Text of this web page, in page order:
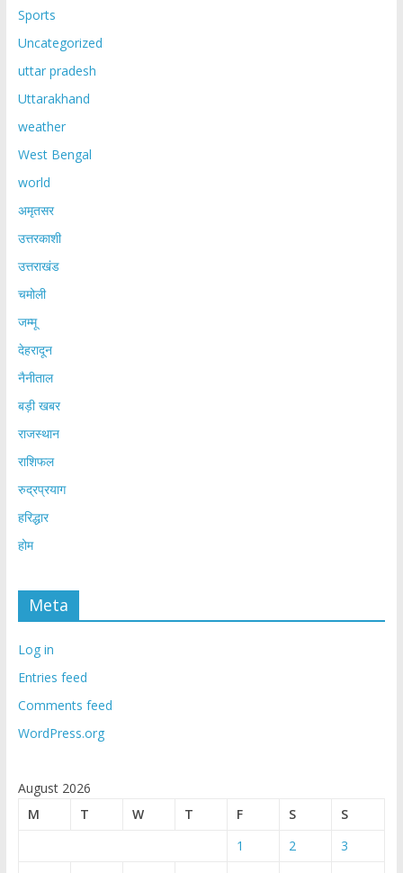
Sports
Uncategorized
uttar pradesh
Uttarakhand
weather
West Bengal
world
अमृतसर
उत्तरकाशी
उत्तराखंड
चमोली
जम्मू
देहरादून
नैनीताल
बड़ी खबर
राजस्थान
राशिफल
रुद्रप्रयाग
हरिद्धार
होम
Meta
Log in
Entries feed
Comments feed
WordPress.org
August 2026
M
T W T F S
S
1
2
3